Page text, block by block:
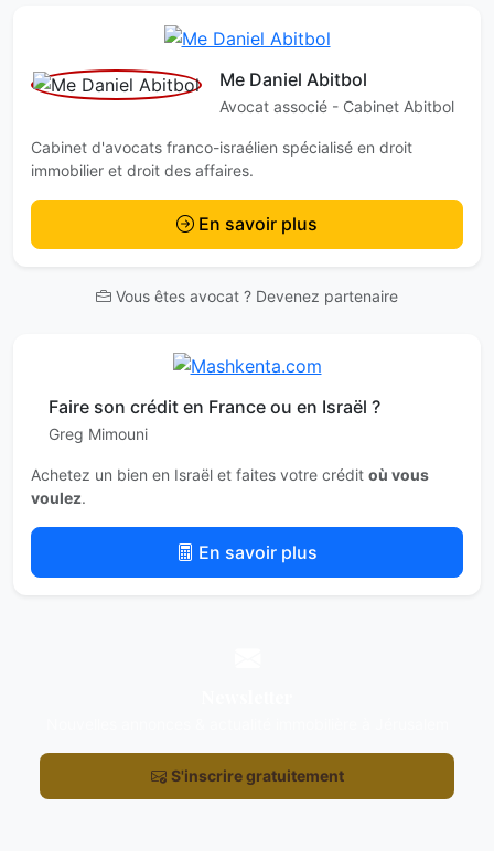
Me Daniel Abitbol
Avocat associé - Cabinet Abitbol
Cabinet d'avocats franco-israélien spécialisé en droit
immobilier et droit des affaires.
En savoir plus
Vous êtes avocat ? Devenez partenaire
Faire son crédit en France ou en Israël ?
Greg Mimouni
Achetez un bien en Israël et faites votre crédit où vous
voulez.
En savoir plus
S'inscrire gratuitement